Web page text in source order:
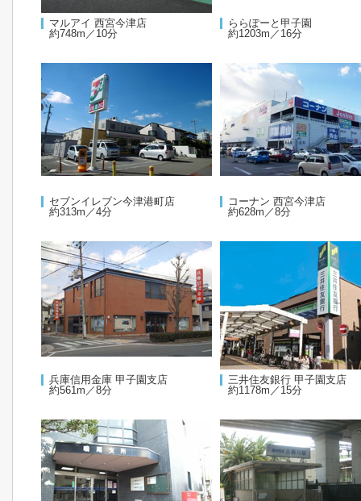
マルアイ 西宮今津店
約748m／10分
ららぽーと甲子園
約1203m／16分
セブンイレブン今津港町店
約313m／4分
コーナン 西宮今津店
約628m／8分
兵庫信用金庫 甲子園支店
約561m／8分
三井住友銀行 甲子園支店
約1178m／15分